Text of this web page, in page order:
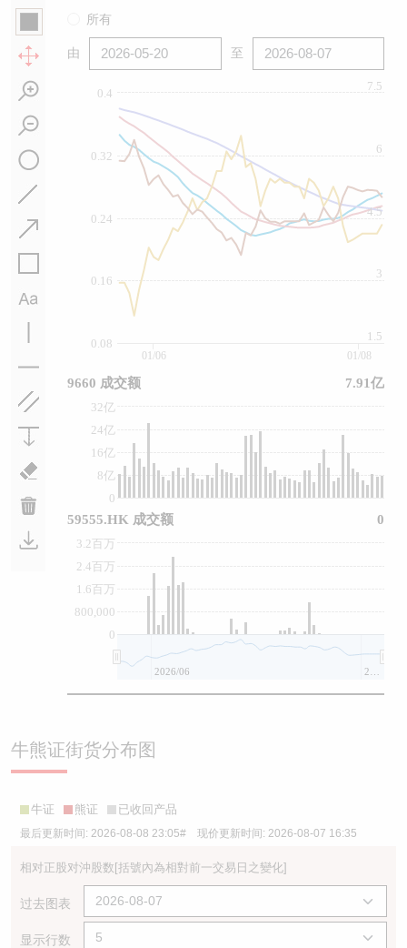
所有
由 至
0.08
0.16
0.24
0.32
0.4
1.5
3
4.5
6
7.5
0
8亿
16亿
24亿
32亿
0
800,000
1.6百万
2.4百万
3.2百万
01/06 01/08
2026/06
9660 成交额 7.91亿
59555.HK 成交额 0
牛熊证街货分布图
牛证 熊证 已收回产品
最后更新时间: 2026-08-08 23:05# 现价更新时间: 2026-08-07 16:35
相对正股对沖股数[括號內為相對前一交易日之變化]
过去图表
显示行数